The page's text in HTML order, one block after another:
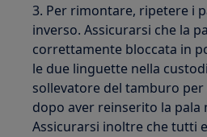
3. Per rimontare, ripetere i
inverso. Assicurarsi che la
correttamente bloccata in
le due linguette nella
sollevatore del tamburo
dopo aver reinserito la pala
Assicurarsi inoltre che tutti